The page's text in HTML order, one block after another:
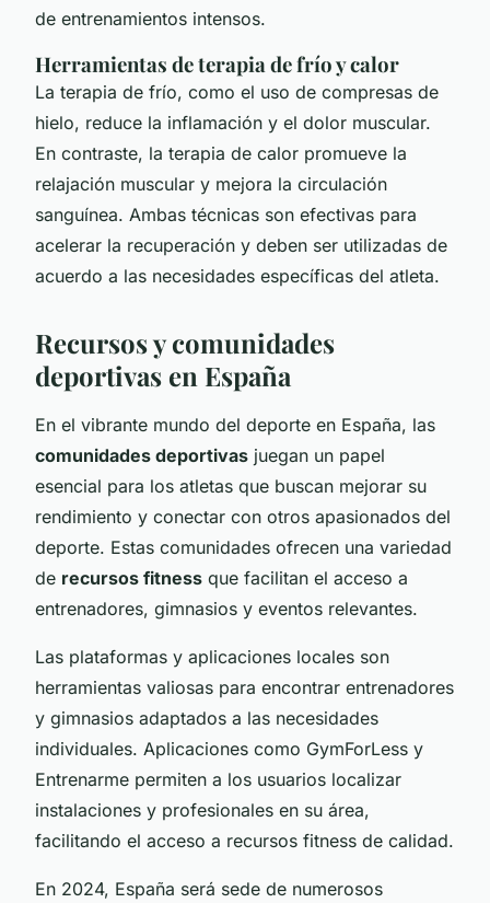
de entrenamientos intensos.
Herramientas de terapia de frío y calor
La terapia de frío, como el uso de compresas de
hielo, reduce la inflamación y el dolor muscular.
En contraste, la terapia de calor promueve la
relajación muscular y mejora la circulación
sanguínea. Ambas técnicas son efectivas para
acelerar la recuperación y deben ser utilizadas de
acuerdo a las necesidades específicas del atleta.
Recursos y comunidades
deportivas en España
En el vibrante mundo del deporte en España, las
comunidades deportivas juegan un papel
esencial para los atletas que buscan mejorar su
rendimiento y conectar con otros apasionados del
deporte. Estas comunidades ofrecen una variedad
de recursos fitness que facilitan el acceso a
entrenadores, gimnasios y eventos relevantes.
Las plataformas y aplicaciones locales son
herramientas valiosas para encontrar entrenadores
y gimnasios adaptados a las necesidades
individuales. Aplicaciones como GymForLess y
Entrenarme permiten a los usuarios localizar
instalaciones y profesionales en su área,
facilitando el acceso a recursos fitness de calidad.
En 2024, España será sede de numerosos